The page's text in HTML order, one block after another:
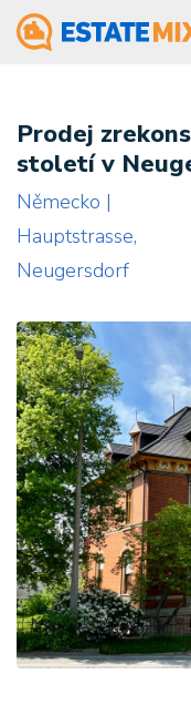
Prodej
století v
Německo |
Hauptstrasse,
Neugersdorf